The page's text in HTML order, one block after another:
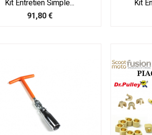
Kit Entretien Simple...
Prix
91,80 €
Kit